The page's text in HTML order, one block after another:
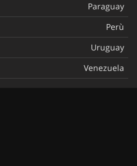
Paraguay
Perù
Uruguay
Venezuela